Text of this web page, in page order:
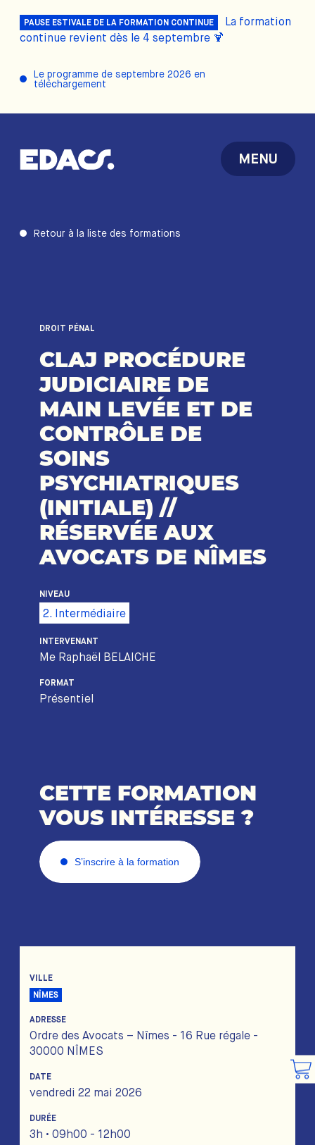
PAUSE ESTIVALE DE LA FORMATION CONTINUE
La formation
continue revient dès le 4 septembre 🍹
Le programme de septembre 2026 en
téléchargement
MENU
Retour à la liste des formations
DROIT PÉNAL
CLAJ PROCÉDURE
JUDICIAIRE DE
MAIN LEVÉE ET DE
CONTRÔLE DE
SOINS
PSYCHIATRIQUES
(INITIALE) //
RÉSERVÉE AUX
AVOCATS DE NÎMES
NIVEAU
2. Intermédiaire
INTERVENANT
Me Raphaël BELAICHE
FORMAT
Présentiel
CETTE FORMATION
VOUS INTÉRESSE ?
S’inscrire à la formation
VILLE
NÎMES
ADRESSE
Ordre des Avocats – Nîmes - 16 Rue régale -
30000 NÎMES
DATE
vendredi 22 mai 2026
DURÉE
3h • 09h00 - 12h00